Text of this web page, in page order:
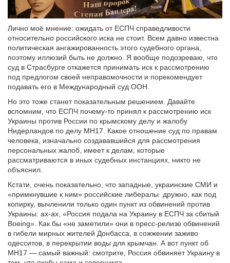
Лично моё мнение: ожидать от ЕСПЧ справедливости
относительно российского иска не стоит. Всем давно известна
политическая ангажированность этого судебного органа,
поэтому иллюзий быть не должно. Я вообще подозреваю, что
суд в Страсбурге откажется принимать иск к рассмотрению
под предлогом своей неправомочности и порекомендует
подавать его в Международный суд ООН.
Но это тоже станет показательным решением. Давайте
вспомним, что ЕСПЧ почему-то принял к рассмотрению иск
Украины против России по крымскому делу и жалобу
Нидерландов по делу MH17. Какое отношение суд по правам
человека, изначально создававшийся для рассмотрения
персональных жалоб, имеет к делам, которые
рассматриваются в иных судебных инстанциях, никто не
объяснил.
Кстати, очень показательно, что западные, украинские СМИ и
«примкнувшие к ним» российские либералы дружно, как под
копирку, вычленили только один пункт из обвинений против
Украины: ах-ах, «Россия подала на Украину в ЕСПЧ за сбитый
Boeing». Как бы «не заметили» они в пресс-релизе обвинений
в гибели мирных жителей Донбасса, в сожжении заживо
одесситов, в перекрытии воды для крымчан. А вот пункт об
MH17 — самый важный: смотрите, Россия обвиняет Украину в